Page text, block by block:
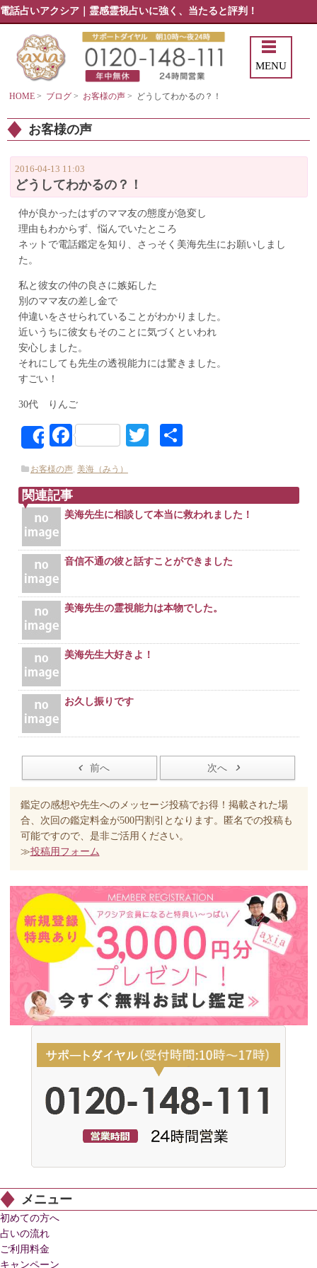
電話占いアクシア｜霊感霊視占いに強く、当たると評判！
MENU
HOME > ブログ > お客様の声 > どうしてわかるの？！
お客様の声
2016-04-13 11:03
どうしてわかるの？！
仲が良かったはずのママ友の態度が急変し
理由もわからず、悩んでいたところ
ネットで電話鑑定を知り、さっそく美海先生にお願いしまし
た。
私と彼女の仲の良さに嫉妬した
別のママ友の差し金で
仲違いをさせられていることがわかりました。
近いうちに彼女もそのことに気づくといわれ
安心しました。
それにしても先生の透視能力には驚きました。
すごい！
30代 りんご
ShareFacebook Twitter
お客様の声, 美海（みう）
関連記事
美海先生に相談して本当に救われました！
音信不通の彼と話すことができました
美海先生の霊視能力は本物でした。
美海先生大好きよ！
お久し振りです
前へ 次へ
鑑定の感想や先生へのメッセージ投稿でお得！掲載された場
合、次回の鑑定料金が500円割引となります。匿名での投稿も
可能ですので、是非ご活用ください。
≫投稿用フォーム
メニュー
初めての方へ
占いの流れ
ご利用料金
キャンペーン